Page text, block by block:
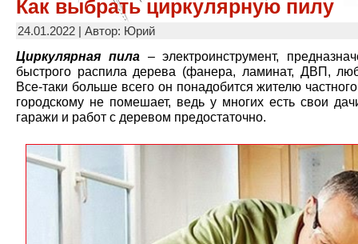
Как выбрать циркулярную пилу
24.01.2022 | Автор: Юрий
Циркулярная пила– электроинструмент,
быстрого распила дерева (фанера, ламинат, ДВП,
Все-таки больше всего он понадобится жителю
городскому не помешает, ведь у многих есть свои
гаражи и работ с деревом предостаточно.